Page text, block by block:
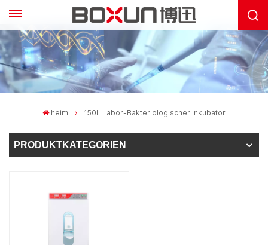
heim 150L Labor-Bakteriologischer Inkubator
PRODUKTKATEGORIEN